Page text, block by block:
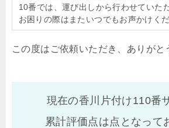
10番では、運び出しから行わせていた
お困りの際はまたいつでもお声かけくだ
この度はご依頼いただき、ありがと
現在の香川片付け110番
累計評価点は点となって